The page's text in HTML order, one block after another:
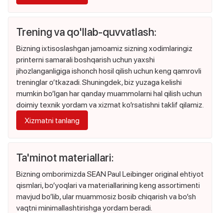
Trening va qo'llab-quvvatlash:
Bizning ixtisoslashgan jamoamiz sizning xodimlaringiz
printerni samarali boshqarish uchun yaxshi
jihozlanganligiga ishonch hosil qilish uchun keng qamrovli
treninglar o’tkazadi. Shuningdek, biz yuzaga kelishi
mumkin bo’lgan har qanday muammolarni hal qilish uchun
doimiy texnik yordam va xizmat ko’rsatishni taklif qilamiz.
Xizmatni tanlang
Ta'minot materiallari:
Bizning omborimizda SEAN Paul Leibinger original ehtiyot
qismlari, bo’yoqlari va materiallarining keng assortimenti
mavjud bo’lib, ular muammosiz bosib chiqarish va bo’sh
vaqtni minimallashtirishga yordam beradi.